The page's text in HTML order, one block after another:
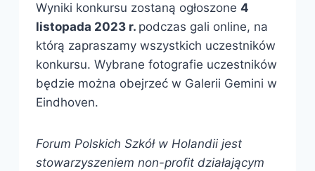
Wyniki konkursu zostaną ogłoszone4
listopada 2023 r. podczas gali online, na
którą zapraszamy wszystkich uczestników
konkursu. Wybrane fotografie uczestników
będzie można obejrzeć w Galerii Gemini w
Eindhoven.
Forum Polskich Szkół w Holandii jest
stowarzyszeniem non-profit działającym